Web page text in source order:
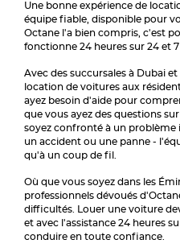
Une bonne expérience de
équipe fiable, disponible pour
Octane l'a bien compris, c'est
fonctionne 24 heures sur 24 et 7
Avec des succursales à Dubai
location de voitures aux
ayez besoin d'aide pour
que vous ayez des questions
soyez confronté à un
un accident ou une panne -
qu'à un coup de fil.
Où que vous soyez dans les
professionnels dévoués
difficultés. Louer une voiture
et avec l'assistance 24 heures
conduire en toute confiance.